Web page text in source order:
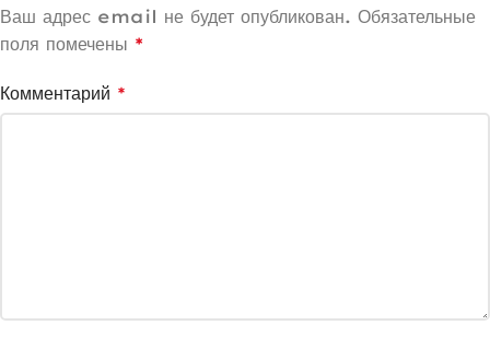
Ваш адрес email не будет опубликован. Обязательные
поля помечены *
Комментарий *